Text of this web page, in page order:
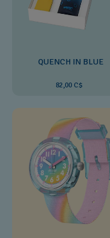
QUENCH IN BLUE
82,00 C$